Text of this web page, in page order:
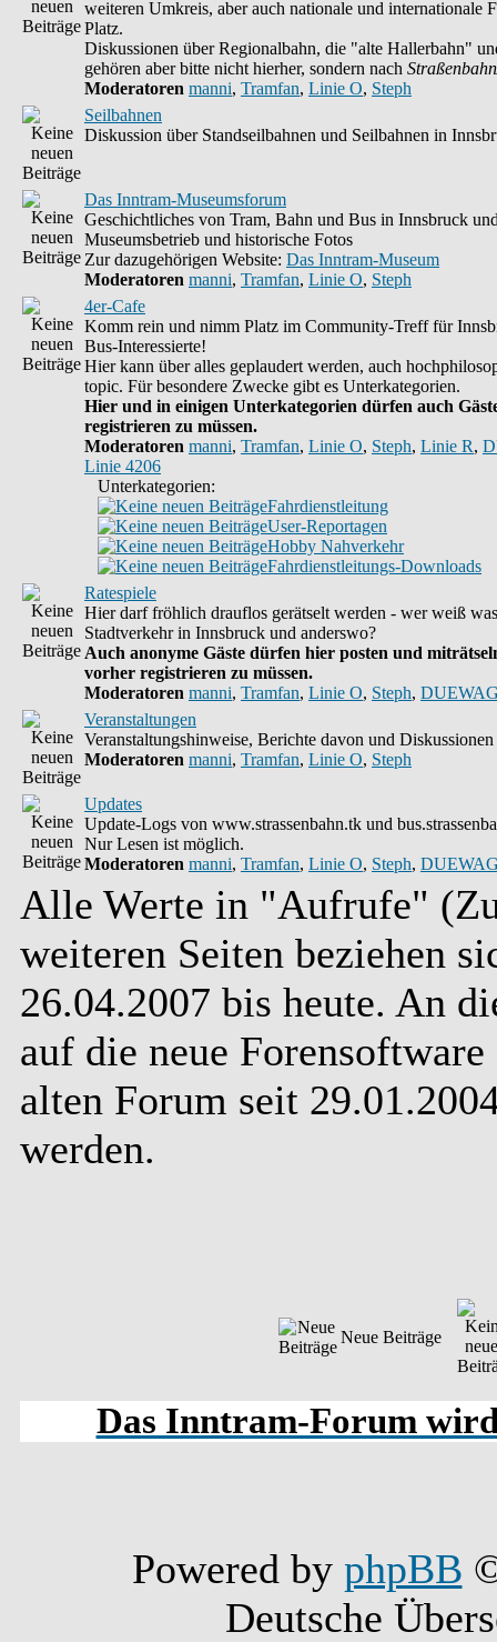
weiteren Umkreis, aber auch nationale und internationale
Platz.
Diskussionen über Regionalbahn, die "alte Hallerbahn"
gehören aber bitte nicht hierher, sondern nach
Moderatoren manni, Tramfan, Linie O, Steph
Seilbahnen
Diskussion über Standseilbahnen und Seilbahnen in
Das Inntram-Museumsforum
Geschichtliches von Tram, Bahn und Bus in Innsbruck
Museumsbetrieb und historische Fotos
Zur dazugehörigen Website: Das Inntram-Museum
Moderatoren manni, Tramfan, Linie O, Steph
4er-Cafe
Komm rein und nimm Platz im Community-Treff für
Bus-Interessierte!
Hier kann über alles geplaudert werden, auch
topic. Für besondere Zwecke gibt es Unterkategorien.
Hier und in einigen Unterkategorien dürfen auch
registrieren zu müssen.
Moderatoren manni, Tramfan, Linie O, Steph, Linie R,
Linie 4206
Unterkategorien:
Fahrdienstleitung
User-Reportagen
Hobby Nahverkehr
Fahrdienstleitungs-Downloads
Ratespiele
Hier darf fröhlich drauflos gerätselt werden - wer weiß
Stadtverkehr in Innsbruck und anderswo?
Auch anonyme Gäste dürfen hier posten und
vorher registrieren zu müssen.
Moderatoren manni, Tramfan, Linie O, Steph,
Veranstaltungen
Veranstaltungshinweise, Berichte davon und Diskussionen
Moderatoren manni, Tramfan, Linie O, Steph
Updates
Update-Logs von www.strassenbahn.tk und
Nur Lesen ist möglich.
Moderatoren manni, Tramfan, Linie O, Steph,
Alle Werte in "Aufrufe"
weiteren Seiten beziehen
26.04.2007 bis heute. An
auf die neue
alten Forum seit
werden.
Neue Beiträge
Das Inntram-Forum
Powered by phpBB
Deutsche